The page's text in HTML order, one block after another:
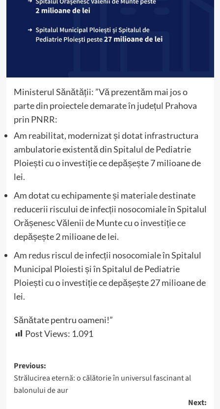
Ministerul Sănătății: ”Vă prezentăm mai jos o
parte din proiectele demarate în județul Prahova
prin PNRR:
Am reabilitat, modernizat și dotat infrastructura
ambulatorie existentă din Spitalul de Pediatrie
Ploiești cu o investiție ce depășește 7 milioane de
lei.
Am dotat cu echipamente și materiale destinate
reducerii riscului de infecții nosocomiale în Spitalul
Orășenesc Vălenii de Munte cu o investiție ce
depășește 2 milioane de lei.
Am redus riscul de infecții nosocomiale în Spitalul
Municipal Ploiesti și în Spitalul de Pediatrie
Ploiești cu o investiție ce depășește 27 milioane de
lei.
Sănătate pentru oameni!”
Post Views: 1.091
Post
navigation
Previous:
Strălucirea eternă: o călătorie în universul fascinant al
balonului de aur
Next: